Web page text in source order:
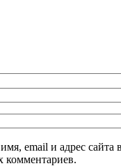
email и адрес сайта